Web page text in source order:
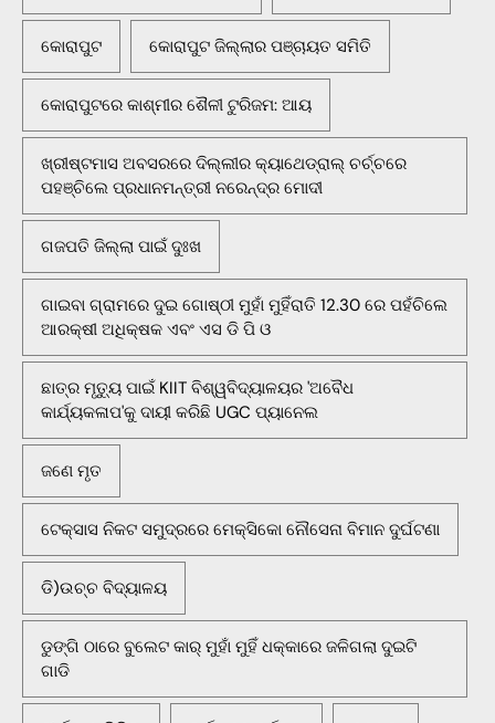
କୋରାପୁଟ କୋରାପୁଟ ଜିଲ୍ଲାର ପଞ୍ଚାୟତ ସମିତି
କୋରାପୁଟରେ କାଶ୍ମୀର ଶୈଳୀ ଟୁରିଜମ: ଆୟ
ଖ୍ରୀଷ୍ଟମାସ ଅବସରରେ ଦିଲ୍ଲୀର କ୍ୟାଥେଡ୍ରାଲ୍ ଚର୍ଚ୍ଚରେ
ପହଞ୍ଚିଲେ ପ୍ରଧାନମନ୍ତ୍ରୀ ନରେନ୍ଦ୍ର ମୋଦୀ
ଗଜପତି ଜିଲ୍ଲା ପାଇଁ ଦୁଃଖ
ଗାଇବା ଗ୍ରାମରେ ଦୁଇ ଗୋଷ୍ଠୀ ମୁହାଁ ମୁହିଁରାତି 12.30 ରେ ପହଁଚିଲେ
ଆରକ୍ଷୀ ଅଧିକ୍ଷକ ଏବଂ ଏସ ଡି ପି ଓ
ଛାତ୍ର ମୃତ୍ୟୁ ପାଇଁ KIIT ବିଶ୍ୱବିଦ୍ୟାଳୟର 'ଅବୈଧ
କାର୍ଯ୍ୟକଳାପ'କୁ ଦାୟୀ କରିଛି UGC ପ୍ୟାନେଲ
ଜଣେ ମୃତ
ଟେକ୍ସାସ ନିକଟ ସମୁଦ୍ରରେ ମେକ୍ସିକୋ ନୌସେନା ବିମାନ ଦୁର୍ଘଟଣା
ଡି)ଉଚ୍ଚ ବିଦ୍ୟାଳୟ
ଡୁଙ୍ଗି ଠାରେ ବୁଲେଟ କାର୍ ମୁହାଁ ମୁହିଁ ଧକ୍କାରେ ଜଳିଗଲା ଦୁଇଟି
ଗାଡି